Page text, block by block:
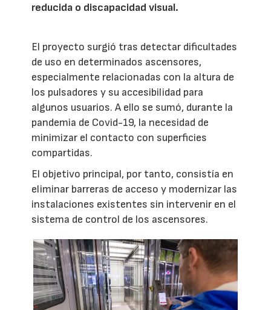
reducida o discapacidad visual.
El proyecto surgió tras detectar dificultades
de uso en determinados ascensores,
especialmente relacionadas con la altura de
los pulsadores y su accesibilidad para
algunos usuarios. A ello se sumó, durante la
pandemia de Covid-19, la necesidad de
minimizar el contacto con superficies
compartidas.
El objetivo principal, por tanto, consistía en
eliminar barreras de acceso y modernizar las
instalaciones existentes sin intervenir en el
sistema de control de los ascensores.